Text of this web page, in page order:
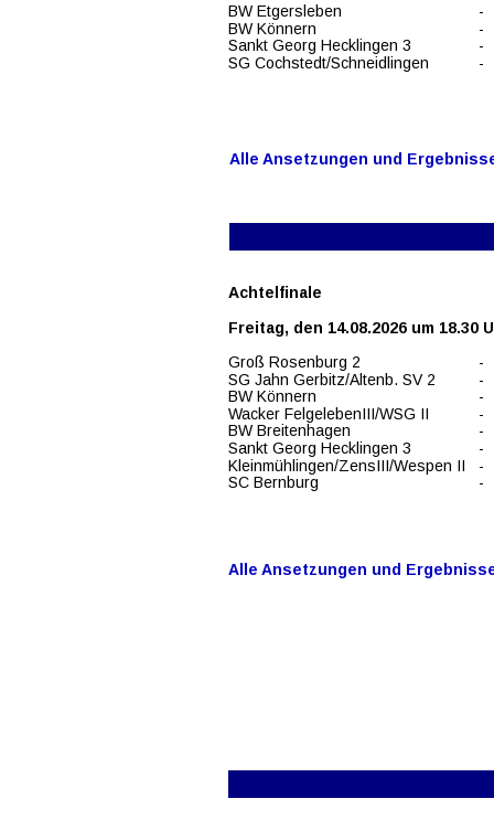
Achtelfinale
Freitag, den 14.08.2026 um 18.30
Groß Rosenburg 2
-
SG Jahn Gerbitz/Altenb. SV 2
-
BW Könnern
-
Wacker FelgelebenIII/WSG II
-
BW Breitenhagen
-
Sankt Georg Hecklingen 3
-
Kleinmühlingen/ZensIII/Wespen II
-
SC Bernburg
-
Alle Ansetzungen und
BW Etgersleben
-
BW Könnern
-
Sankt Georg Hecklingen 3
-
SG Cochstedt/Schneidlingen
-
Alle Ansetzungen und